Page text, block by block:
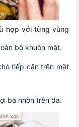
hợp với từng vùng
bộ khuôn mặt.
tiếp cận trên mặt
bã nhờn trên da.